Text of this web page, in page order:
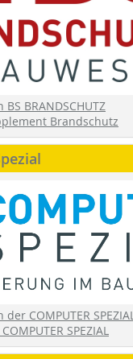
BRANDSCHUTZ
Brandschutz
COMPUTER SPEZIAL
SPEZIAL